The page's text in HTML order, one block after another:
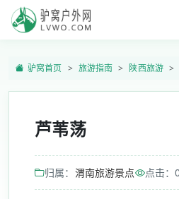
驴窝首页 旅游指南 陕西旅游
芦苇荡
归属： 渭南旅游景点 点击：